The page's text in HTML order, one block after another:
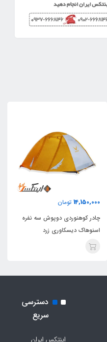
14,150,000 تومان
چادر کوهنوردی دوپوش سه نفره
اسنوهاک دیسکاوری زرد
دسترسی
سریع
اینتکس ایران